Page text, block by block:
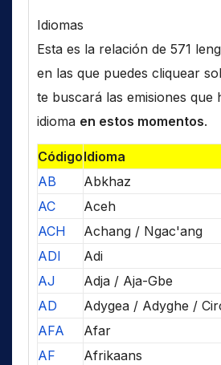
Idiomas
Esta es la relación de 571
en las que puedes cliquear
te buscará las emisiones que
idioma en estos momentos.
CódigoIdioma
AB
Abkhaz
AC
Aceh
ACH
Achang / Ngac'ang
ADI
Adi
AJ
Adja / Aja-Gbe
AD
Adygea / Adyghe /
AFA
Afar
AF
Afrikaans